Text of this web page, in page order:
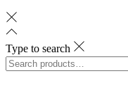
Type to search
Search
for:>